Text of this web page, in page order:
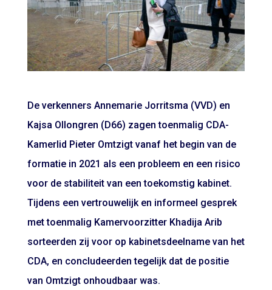
De verkenners Annemarie Jorritsma (VVD) en
Kajsa Ollongren (D66) zagen toenmalig CDA-
Kamerlid Pieter Omtzigt vanaf het begin van de
formatie in 2021 als een probleem en een risico
voor de stabiliteit van een toekomstig kabinet.
Tijdens een vertrouwelijk en informeel gesprek
met toenmalig Kamervoorzitter Khadija Arib
sorteerden zij voor op kabinetsdeelname van het
CDA, en concludeerden tegelijk dat de positie
van Omtzigt onhoudbaar was.